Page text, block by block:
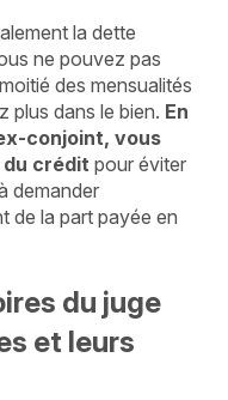
la dette
ne pouvez pas
des mensualités
plus dans le bien. En
conjoint, vous
crédit pour éviter
demander
de la part payée en
du juge
et leurs